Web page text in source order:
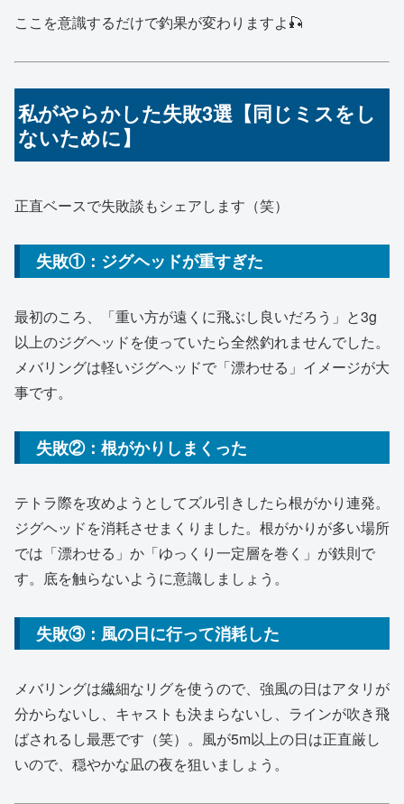
ここを意識するだけで釣果が変わりますよ🎣
私がやらかした失敗3選【同じミスをし
ないために】
正直ベースで失敗談もシェアします（笑）
失敗①：ジグヘッドが重すぎた
最初のころ、「重い方が遠くに飛ぶし良いだろう」と3g
以上のジグヘッドを使っていたら全然釣れませんでした。
メバリングは軽いジグヘッドで「漂わせる」イメージが大
事です。
失敗②：根がかりしまくった
テトラ際を攻めようとしてズル引きしたら根がかり連発。
ジグヘッドを消耗させまくりました。根がかりが多い場所
では「漂わせる」か「ゆっくり一定層を巻く」が鉄則で
す。底を触らないように意識しましょう。
失敗③：風の日に行って消耗した
メバリングは繊細なリグを使うので、強風の日はアタリが
分からないし、キャストも決まらないし、ラインが吹き飛
ばされるし最悪です（笑）。風が5m以上の日は正直厳し
いので、穏やかな凪の夜を狙いましょう。